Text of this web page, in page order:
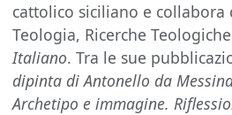
cattolico siciliano e collabora
Teologia, Ricerche
Italiano. Tra le sue
dipinta di Antonello da
Archetipo e immagine.